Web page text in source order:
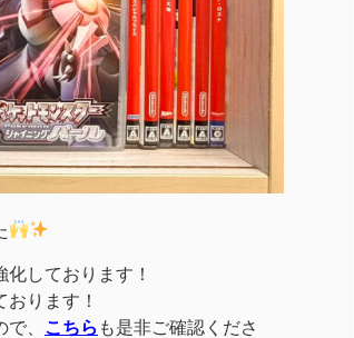
しております！
ります！
、 こちら も是非ご確認くださ